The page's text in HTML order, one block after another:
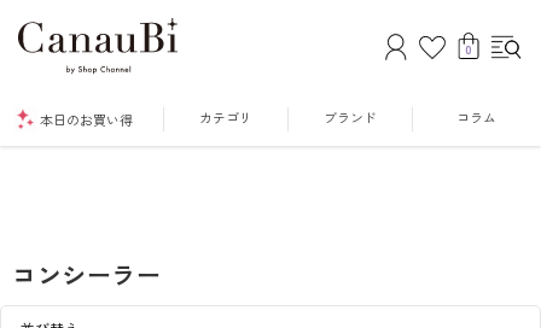
0
本日のお買い得 カテゴリ ブランド コラム
コンシーラー